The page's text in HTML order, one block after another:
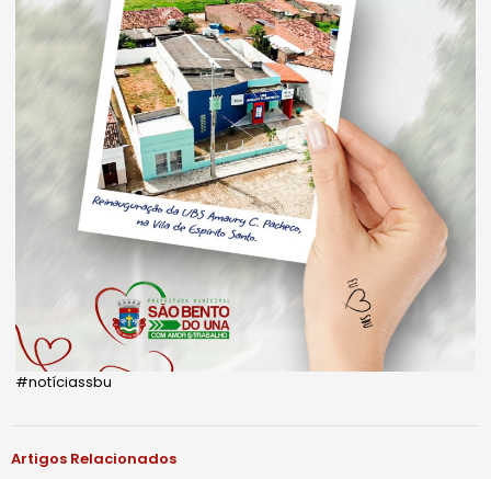
#notíciassbu
Artigos Relacionados